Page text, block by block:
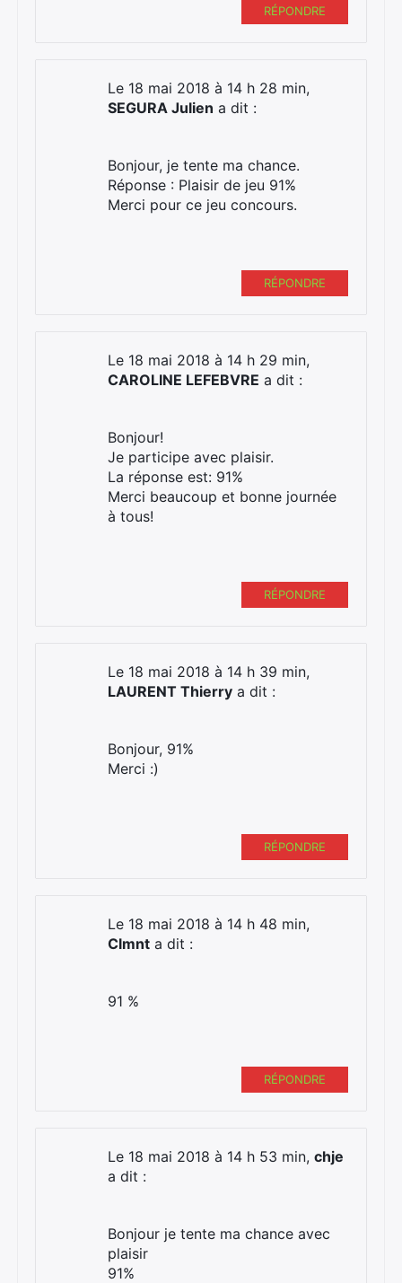
RÉPONDRE
Le 18 mai 2018 à 14 h 28 min,
SEGURA Julien a dit :
Bonjour, je tente ma chance.
Réponse : Plaisir de jeu 91%
Merci pour ce jeu concours.
RÉPONDRE
Le 18 mai 2018 à 14 h 29 min,
CAROLINE LEFEBVRE a dit :
Bonjour!
Je participe avec plaisir.
La réponse est: 91%
Merci beaucoup et bonne journée
à tous!
RÉPONDRE
Le 18 mai 2018 à 14 h 39 min,
LAURENT Thierry a dit :
Bonjour, 91%
Merci :)
RÉPONDRE
Le 18 mai 2018 à 14 h 48 min,
Clmnt a dit :
91 %
RÉPONDRE
Le 18 mai 2018 à 14 h 53 min, chje
a dit :
Bonjour je tente ma chance avec
plaisir
91%